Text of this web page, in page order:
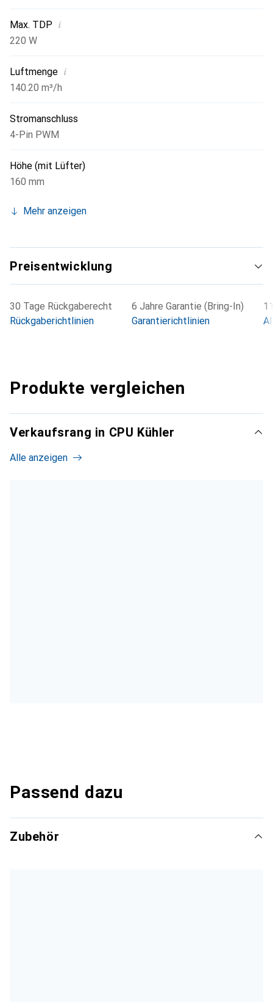
Max. TDP i
220 W
Luftmenge i
140.20 m³/h
Stromanschluss
4-Pin PWM
Höhe (mit Lüfter)
160 mm
Mehr anzeigen
Preisentwicklung
30 Tage Rückgaberecht
Rückgaberichtlinien
6 Jahre Garantie (Bring-In)
Garantierichtlinien
Produkte vergleichen
Verkaufsrang in CPU Kühler
Alle anzeigen
Passend dazu
Zubehör